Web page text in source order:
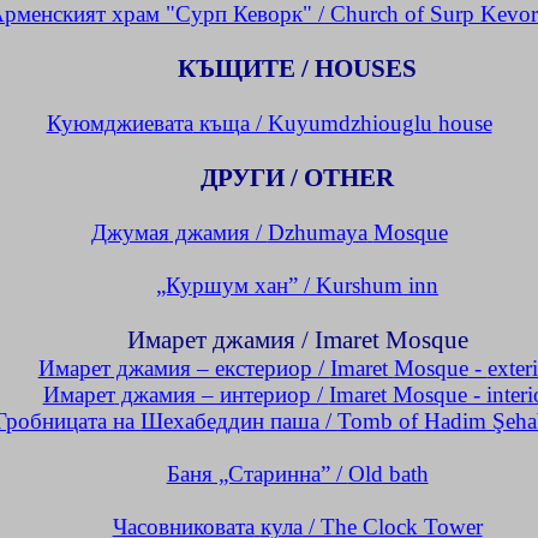
храм "Сурп Кеворк" / Church of Surp
КЪЩИТЕ /HOUSES
Куюмджиевата къща / Kuyumdzhiouglu house
ДРУГИ / OTHER
Джумаяджамия / Dzhumaya Mosque
„Куршум хан” /Kurshum inn
Имаретджамия / Imaret Mosque
Имаретджамия – екстериор / Imaret Mosque-
Имаретджамия – интериор / Imaret Mosque -
наШехабеддин паша /Tomb ofHadim
Баня „Старинна” / Old bath
Часовниковата кула / The Clock Tower